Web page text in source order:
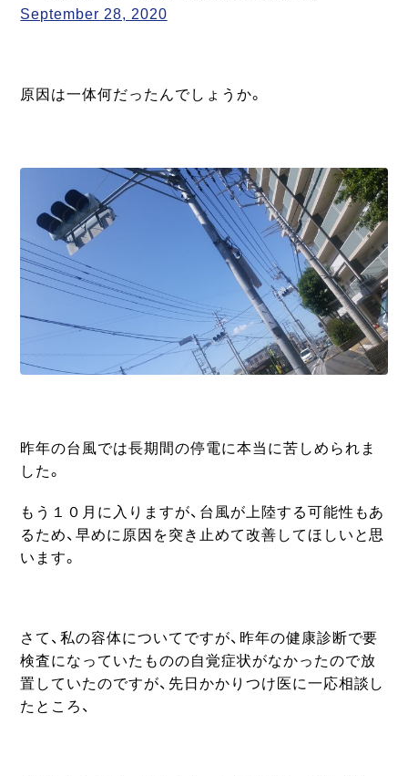
September 28, 2020
原因は一体何だったんでしょうか。
昨年の台風では長期間の停電に本当に苦しめられま
した。
もう１０月に入りますが、台風が上陸する可能性もあ
るため、早めに原因を突き止めて改善してほしいと思
います。
さて、私の容体についてですが、昨年の健康診断で要
検査になっていたものの自覚症状がなかったので放
置していたのですが、先日かかりつけ医に一応相談し
たところ、